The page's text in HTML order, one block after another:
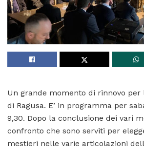
Un grande momento di rinnovo
di Ragusa. E’ in programma per
9,30. Dopo la conclusione dei vari
confronto che sono serviti per
mestieri nelle varie articolazioni